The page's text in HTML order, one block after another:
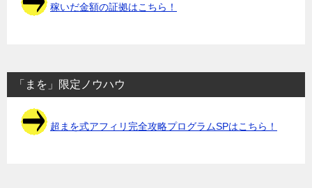
稼いだ金額の証拠はこちら！
「まを」限定ノウハウ
超まを式アフィリ完全攻略プログラムSPはこちら！